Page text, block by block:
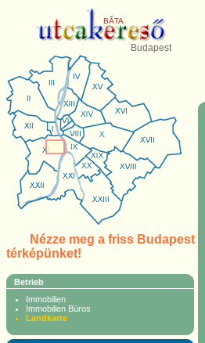
BĂTA
Budapest
Nézze meg a friss Budapest
térképünket!
Betrieb
Immobilien
Immobilien Büros
Landkarte